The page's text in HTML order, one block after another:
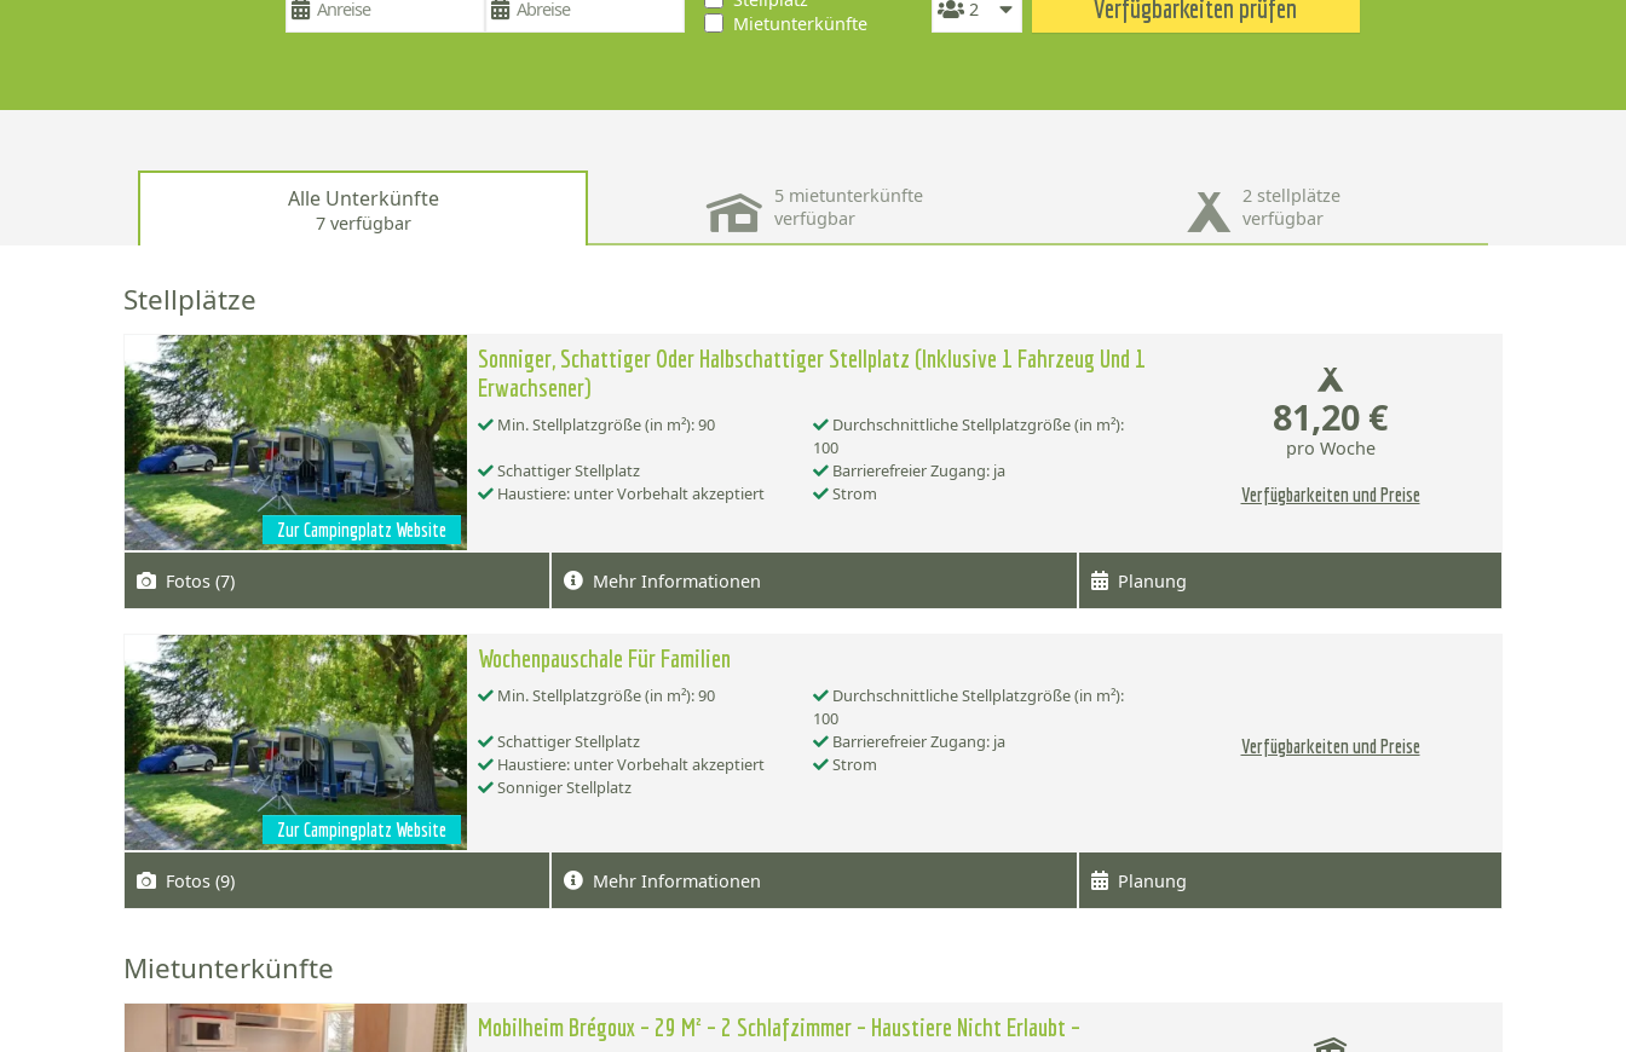
Mietunterkünfte
Verfügbarkeiten prüfen
Alle Unterkünfte
7 verfügbar
5 mietunterkünfte
verfügbar
2 stellplätze
verfügbar
Stellplätze
Zur Campingplatz Website
Sonniger, Schattiger Oder Halbschattiger Stellplatz (Inklusive 1 Fahrzeug Und 1
Erwachsener)
Min. Stellplatzgröße (in m²): 90
Durchschnittliche Stellplatzgröße (in m²):
100
Schattiger Stellplatz
Barrierefreier Zugang: ja
Haustiere: unter Vorbehalt akzeptiert
Strom
81,20 €
pro Woche
Verfügbarkeiten und Preise
Fotos (7) Mehr Informationen Planung
Zur Campingplatz Website
Wochenpauschale Für Familien
Min. Stellplatzgröße (in m²): 90
Durchschnittliche Stellplatzgröße (in m²):
100
Schattiger Stellplatz
Barrierefreier Zugang: ja
Haustiere: unter Vorbehalt akzeptiert
Strom
Sonniger Stellplatz
Verfügbarkeiten und Preise
Fotos (9) Mehr Informationen Planung
Mietunterkünfte
Mobilheim Brégoux – 29 M² – 2 Schlafzimmer – Haustiere Nicht Erlaubt –